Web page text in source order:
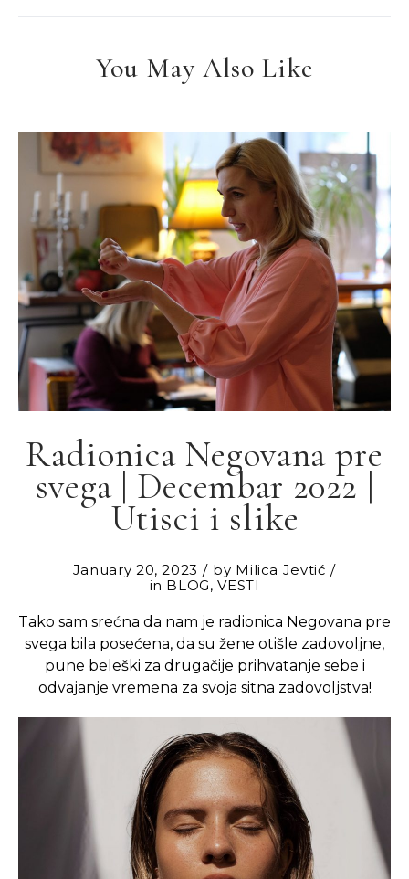
You May Also Like
Radionica Negovana pre
svega | Decembar 2022 |
Utisci i slike
January 20, 2023 by Milica Jevtić
in BLOG,VESTI
Tako sam srećna da nam je radionica Negovana pre
svega bila posećena, da su žene otišle zadovoljne,
pune beleški za drugačije prihvatanje sebe i
odvajanje vremena za svoja sitna zadovoljstva!